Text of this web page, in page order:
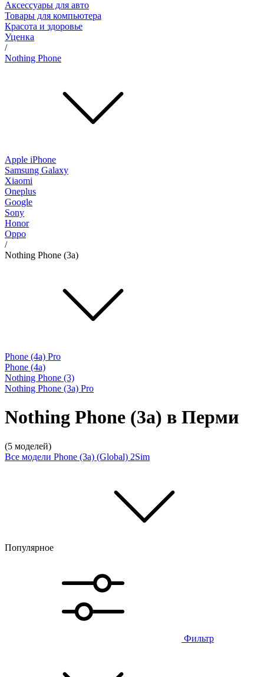
Аксессуары для авто
Товары для компьютера
Красота и здоровье
Уценка
/
Nothing Phone
Apple iPhone
Samsung Galaxy
Xiaomi
Oneplus
Google
Sony
Honor
Oppo
/
Nothing Phone (3a)
Phone (4a) Pro
Phone (4a)
Nothing Phone (3)
Nothing Phone (3a) Pro
Nothing Phone (3a) в Перми
(5 моделей)
Все модели Phone (3a) (Global) 2Sim
Популярное
Фильтр